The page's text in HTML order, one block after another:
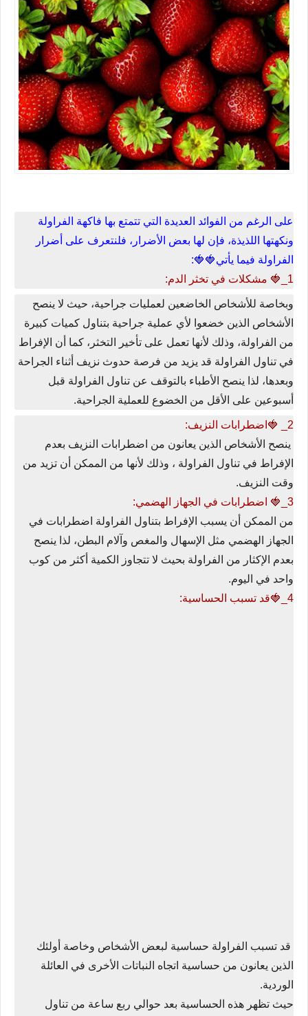
على الرغم من الفوائد العديدة التي تتمتع بها فاكهة الفراولة
ونكهتها اللذيذة، فإن لها بعض الأضرار، فلنتعرف على أضرار
الفراولة فيما يأتي🍓🍓:
1_🍓 مشكلات في تخثر الدم:
وبخاصة للأشخاص الخاضعين لعمليات جراحية، حيث لا ينصح
الأشخاص الذين خضعوا لأي عملية جراحية بتناول كميات كبيرة
من الفراولة، وذلك لأنها تعمل على تأخير التخثر، كما أن الإفراط
في تناول الفراولة قد يزيد من فرصة حدوث نزيف أثناء الجراحة
وبعدها، لذا ينصح الأطباء بالتوقف عن تناول الفراولة قبل
أسبوعين على الأقل من الخضوع للعملية الجراحية.
2_ 🍓اضطرابات النزيف:
ينصح الأشخاص الذين يعانون من اضطرابات النزيف بعدم
الإفراط في تناول الفراولة ، وذلك لأنها من الممكن أن تزيد من
وقت النزيف.
3_🍓 اضطرابات في الجهاز الهضمي:
من الممكن أن يسبب الإفراط بتناول الفراولة اضطرابات في
الجهاز الهضمي مثل الإسهال والمغص وآلام البطن، لذا ينصح
بعدم الإكثار من الفراولة بحيث لا تتجاوز الكمية أكثر من كوب
واحد في اليوم.
4_🍓قد تسبب الحساسية:
قد تسبب الفراولة حساسية لبعض الأشخاص وخاصة أولئك
الذين يعانون من حساسية اتجاه النباتات الأخرى في العائلة
الوردية.
حيث تظهر هذه الحساسية بعد حوالي ربع ساعة من تناول